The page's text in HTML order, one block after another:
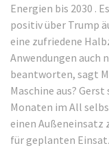
Energien bis 2030 .
positiv über Trump
eine zufriedene
Anwendungen auch
beantworten, sagt
Maschine aus?
Monaten im All
einen Außeneinsatz
für geplanten